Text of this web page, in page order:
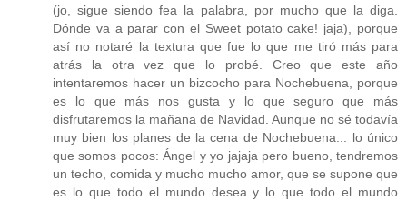
(jo, sigue siendo fea la palabra, por mucho que la diga.
Dónde va a parar con el Sweet potato cake! jaja), porque
así no notaré la textura que fue lo que me tiró más para
atrás la otra vez que lo probé. Creo que este año
intentaremos hacer un bizcocho para Nochebuena, porque
es lo que más nos gusta y lo que seguro que más
disfrutaremos la mañana de Navidad. Aunque no sé todavía
muy bien los planes de la cena de Nochebuena... lo único
que somos pocos: Ángel y yo jajaja pero bueno, tendremos
un techo, comida y mucho mucho amor, que se supone que
es lo que todo el mundo desea y lo que todo el mundo